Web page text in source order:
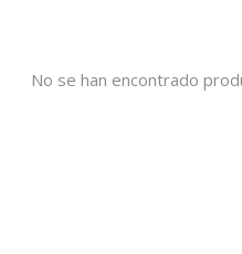
No se han encontrado